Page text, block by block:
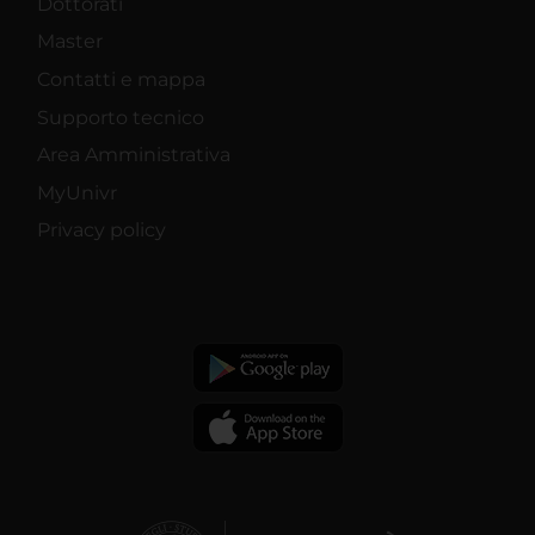
Master
Contatti e mappa
Supporto tecnico
Area Amministrativa
MyUnivr
Privacy policy